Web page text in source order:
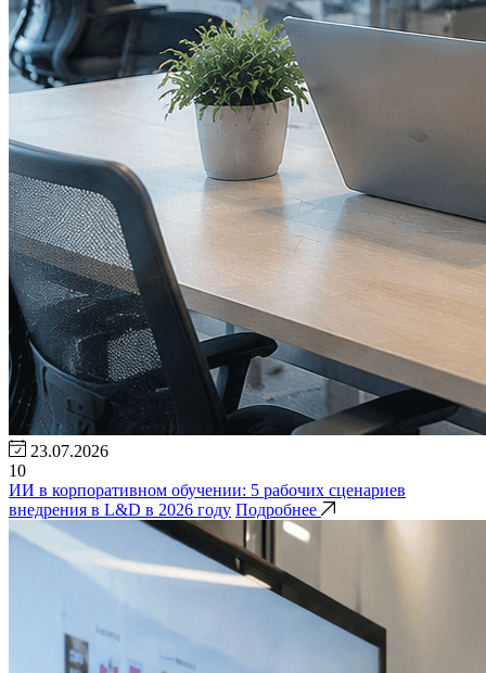
23.07.2026
10
ИИ в корпоративном обучении: 5 рабочих сценариев
внедрения в L&D в 2026 году Подробнее